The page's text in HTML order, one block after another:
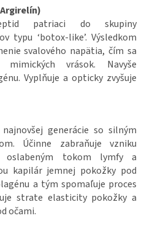
patriaci do skupiny
typu ‘botox-like’. Výsledkom
svalového napätia, čím sa
mimických vrások. Navyše
Vyplňuje a opticky zvyšuje
generácie so silným
Účinne zabraňuje vzniku
oslabeným tokom lymfy a
kapilár jemnej pokožky pod
a tým spomaľuje proces
strate elasticity pokožky a
očami.